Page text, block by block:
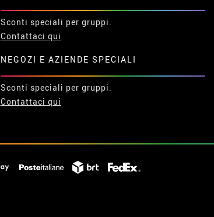
Sconti speciali per gruppi.
Contattaci qui
NEGOZI E AZIENDE SPECIALI
Sconti speciali per gruppi.
Contattaci qui